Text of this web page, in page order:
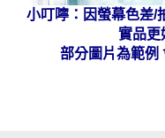
小叮嚀：因螢幕色差/
實品更
部分圖片為範例